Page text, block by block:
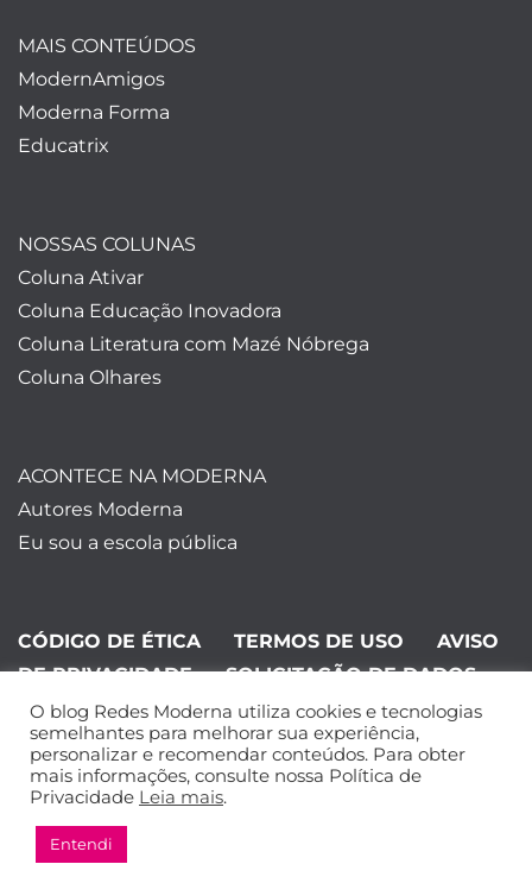
MAIS CONTEÚDOS
ModernAmigos
Moderna Forma
Educatrix
NOSSAS COLUNAS
Coluna Ativar
Coluna Educação Inovadora
Coluna Literatura com Mazé Nóbrega
Coluna Olhares
ACONTECE NA MODERNA
Autores Moderna
Eu sou a escola pública
CÓDIGO DE ÉTICA TERMOS DE USO
AVISO
DE PRIVACIDADE
SOLICITAÇÃO DE DADOS
©Editora Moderna 2024. Todos os
direitos reservados.
O blog Redes Moderna utiliza cookies e tecnologias
semelhantes para melhorar sua experiência,
personalizar e recomendar conteúdos. Para obter
mais informações, consulte nossa Política de
Privacidade Leia mais.
Entendi